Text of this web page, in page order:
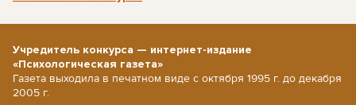
Учредитель конкурса — интернет-издание
«Психологическая газета»
Газета выходила в печатном виде с октября 1995 г. до декабря
2005 г.